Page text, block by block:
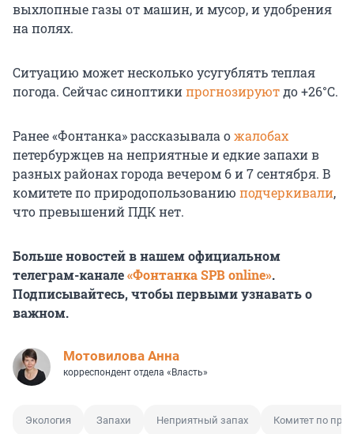
выхлопные газы от машин, и мусор, и удобрения
на полях.
Ситуацию может несколько усугублять теплая
погода. Сейчас синоптикипрогнозируютдо +26°C.
Ранее «Фонтанка» рассказывала ожалобах
петербуржцев на неприятные и едкие запахи в
разных районах города вечером 6 и 7 сентября. В
комитете по природопользованию подчеркивали,
что превышений ПДК нет.
Больше новостей в нашем официальном
телеграм-канале«Фонтанка SPB online».
Подписывайтесь, чтобы первыми узнавать о
важном.
Мотовилова Анна
корреспондент отдела «Власть»
Экология Запахи Неприятный запах Комитет по